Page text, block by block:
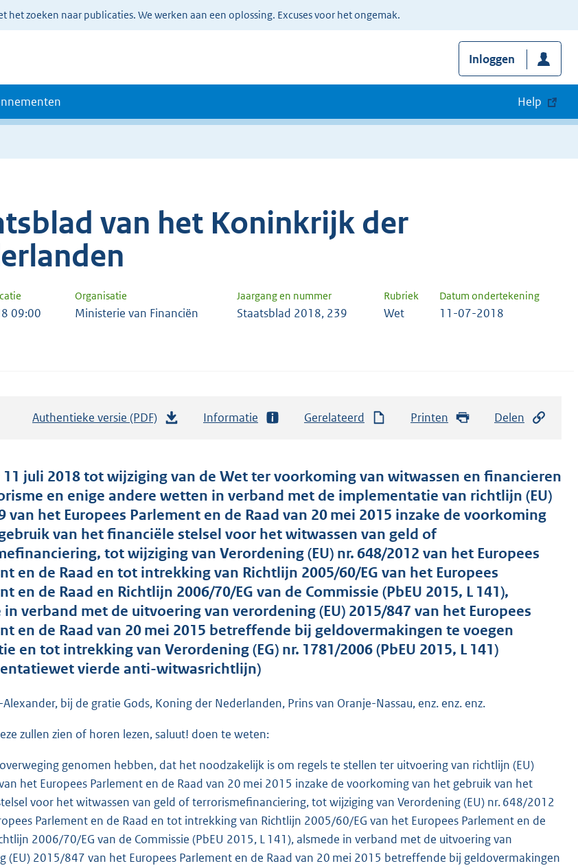
het zoeken naar publicaties. We werken aan een oplossing. Excuses voor het ongemak.
Inloggen
Help
van het Koninkrijk der
Organisatie Jaargang en nummer Rubriek Datum ondertekening
09:00 Ministerie van Financiën Staatsblad 2018, 239 Wet 11-07-2018
Authentieke versie (PDF)
t
a
n
d
s
g
r
o
t
t
e
:
2
K
b
Informatie Gerelateerd Printen Delen
11 juli 2018 tot wijziging van de Wet ter voorkoming van witwassen en financieren
en enige andere wetten in verband met de implementatie van richtlijn (EU)
van het Europees Parlement en de Raad van 20 mei 2015 inzake de voorkoming
van het financiële stelsel voor het witwassen van geld of
tot wijziging van Verordening (EU) nr. 648/2012 van het Europees
en de Raad en tot intrekking van Richtlijn 2005/60/EG van het Europees
en de Raad en Richtlijn 2006/70/EG van de Commissie (PbEU 2015, L 141),
in verband met de uitvoering van verordening (EU) 2015/847 van het Europees
en de Raad van 20 mei 2015 betreffende bij geldovermakingen te voegen
en tot intrekking van Verordening (EG) nr. 1781/2006 (PbEU 2015, L 141)
vierde anti-witwasrichtlijn)
bij de gratie Gods, Koning der Nederlanden, Prins van Oranje-Nassau, enz. enz. enz.
zullen zien of horen lezen, saluut! doen te weten:
genomen hebben, dat het noodzakelijk is om regels te stellen ter uitvoering van richtlijn (EU)
het Europees Parlement en de Raad van 20 mei 2015 inzake de voorkoming van het gebruik van het
voor het witwassen van geld of terrorismefinanciering, tot wijziging van Verordening (EU) nr. 648/2012
Parlement en de Raad en tot intrekking van Richtlijn 2005/60/EG van het Europees Parlement en de
2006/70/EG van de Commissie (PbEU 2015, L 141), alsmede in verband met de uitvoering van
(EU) 2015/847 van het Europees Parlement en de Raad van 20 mei 2015 betreffende bij geldovermakingen